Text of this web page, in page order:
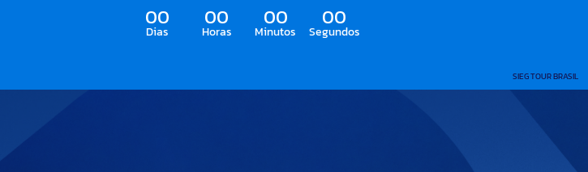
00
Dias
00
Horas
00
Minutos
00
Segundos
SIEG TOUR BRASIL